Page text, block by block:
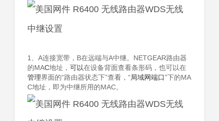
1、A连接宽带，B在远端与A中继。NETGEAR路由器
的MAC地址， 可以在设备背面查看条形码，也可以在
管理界面的“路由器状态下”查看，“局域网端口”下的MA
C地址，即为中继所用的MAC。